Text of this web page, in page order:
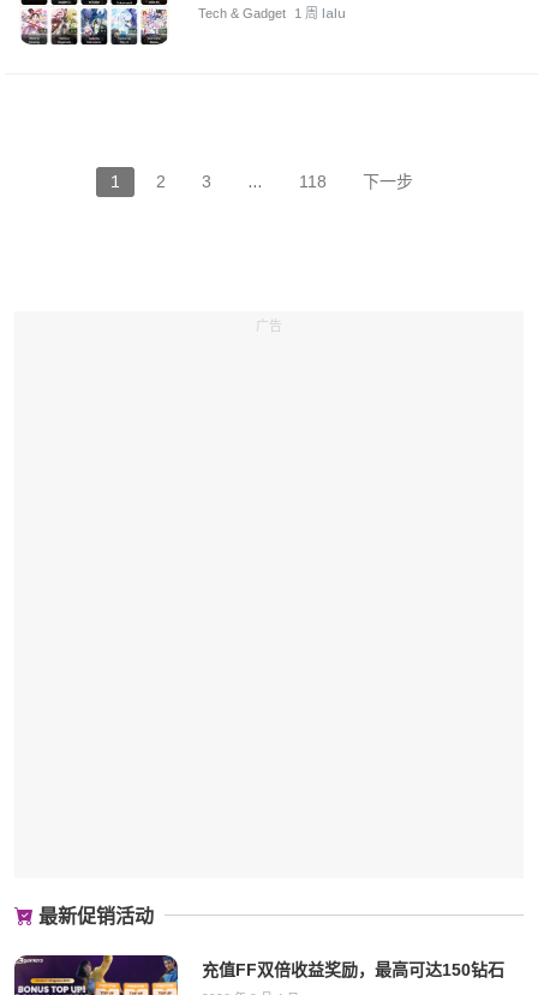
Tech & Gadget 1 周 lalu
1 2 3 … 118 下一步
广告
最新促销活动
充值FF双倍收益奖励，最高可达150钻石